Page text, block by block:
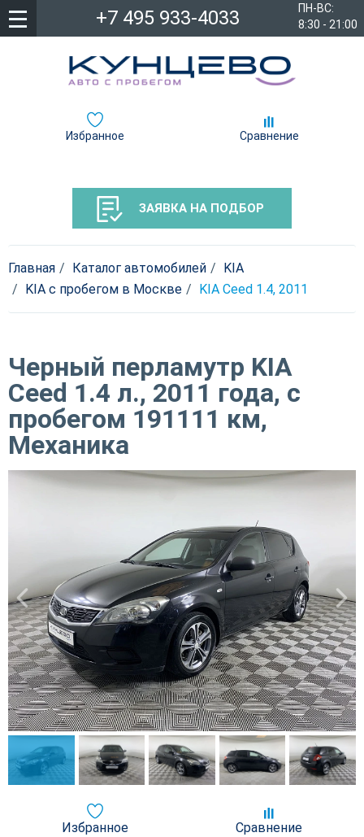
ПН-ВС:
8:30 - 21:00
+7 495 933-4033
Избранное Сравнение
ЗАЯВКА НА ПОДБОР
Главная Каталог автомобилей
KIA
KIA с пробегом в Москве
KIA Ceed 1.4, 2011
Черный перламутр KIA
Ceed 1.4 л., 2011 года, с
пробегом 191111 км,
Механика
Избранное Сравнение